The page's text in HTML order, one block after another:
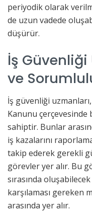
periyodik olarak
de uzun vadede
düşürür.
İş Güvenliği
ve
İş güvenliği uzmanları,
Kanunu
sahiptir. Bunlar
iş kazalarını
takip ederek gerekli
görevler yer alır. Bu
sırasında
karşılaması gereken
arasında yer alır.